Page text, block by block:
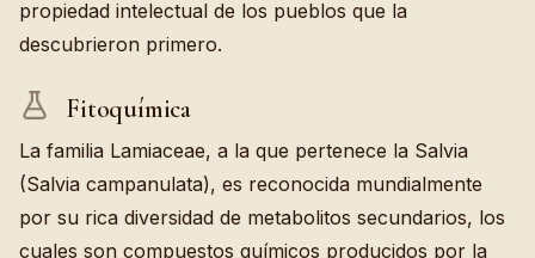
propiedad intelectual de los pueblos que la
descubrieron primero.
Fitoquímica
La familia Lamiaceae, a la que pertenece la Salvia
(Salvia campanulata), es reconocida mundialmente
por su rica diversidad de metabolitos secundarios, los
cuales son compuestos químicos producidos por la